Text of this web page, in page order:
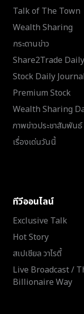
Talk of The Town
Wealth Sharing
กระดานข่าว
Share2Trade Daily
Stock Daily Journal
Premium Stock
Wealth Sharing
ภาพข่าวประชาสัมพันธ์
เรื่องเด่นวันนี้
ทีวีออนไลน์
Exclusive Talk
Hot Story
สเปเชียล วาไรตี้
Live Broadcast /
Billionaire Way